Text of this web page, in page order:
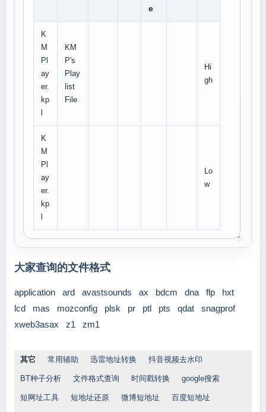
e
K
M
Pl
ay
er.
kp
KM
P's
Play
list
File
Hi
gh
K
M
Pl
ay
er.
kp
Lo
w
大家查询的文件格式
application ard avastsounds ax bdcm dna flp
hxt
lcd
mas mozconfig plsk pr ptl pts qdat
snagprof
xweb3asax
z1 zm1
其它 常用辅助 迅雷地址转换 抖音视频去水印
BT种子分析 文件格式查询 时间戳转换 google搜索
短网址工具 短地址还原 微博短地址 百度短地址